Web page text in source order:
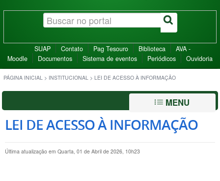
SUAP Contato Pag Tesouro Biblioteca
AVA -
Moodle
Documentos Sistema de eventos Periódicos Ouvidoria
PÁGINA INICIAL > INSTITUCIONAL > LEI DE ACESSO À INFORMAÇÃO
MENU
LEI DE ACESSO À INFORMAÇÃO
Última atualização em Quarta, 01 de Abril de 2026, 10h23